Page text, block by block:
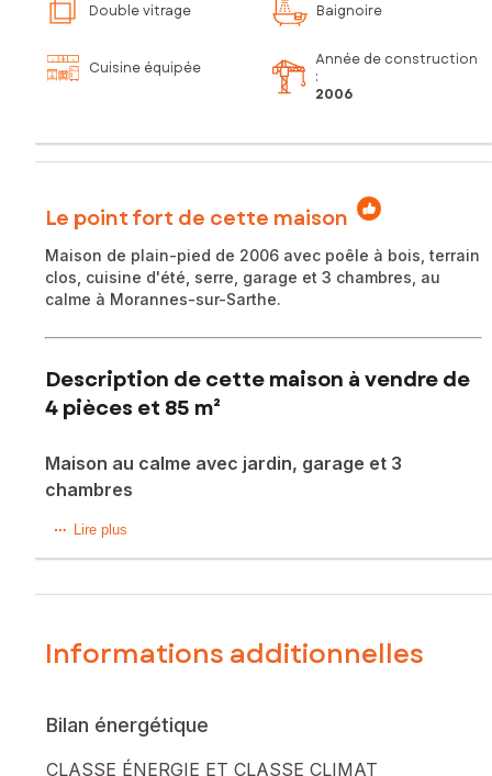
Double vitrage Baignoire
Cuisine équipée
Année de construction
:
2006
Le point fort de cette maison
Maison de plain-pied de 2006 avec poêle à bois, terrain
clos, cuisine d'été, serre, garage et 3 chambres, au
calme à Morannes-sur-Sarthe.
Description de cette maison à vendre de
4 pièces et 85 m²
Maison au calme avec jardin, garage et 3
chambres
À Morannes-sur-Sarthe (49640), dans un cadre verdoyant
commerces et services du quotidien sont accessibles en
Le terrain entièrement clôturé offre un bel espace de vie
projets potagers.
Ce pavillon de plain-pied construit en 2006 développe
Lire plus
Informations additionnelles
Bilan énergétique
CLASSE ÉNERGIE ET CLASSE CLIMAT